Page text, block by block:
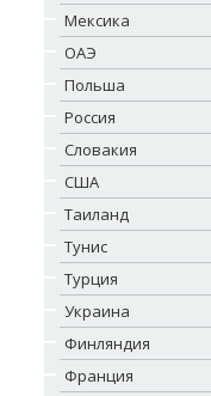
Мексика
ОАЭ
Польша
Россия
Словакия
США
Таиланд
Тунис
Турция
Украина
Финляндия
Франция